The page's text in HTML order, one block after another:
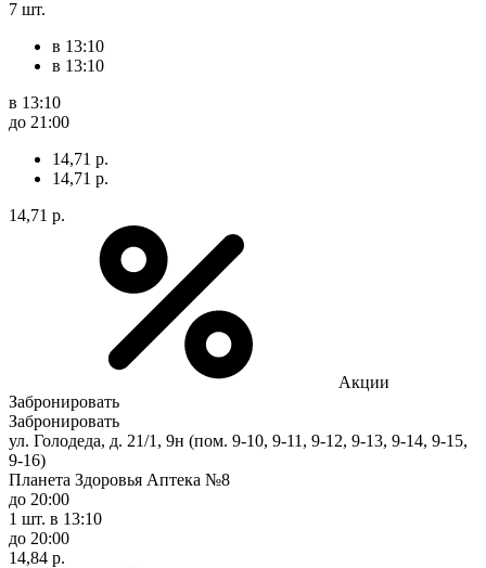
7 шт.
в 13:10
в 13:10
в 13:10
до 21:00
14,71 р.
14,71 р.
14,71 р.
Акции
Забронировать
Забронировать
ул. Голодеда, д. 21/1, 9н (пом. 9-10, 9-11, 9-12, 9-13, 9-14, 9-15,
9-16)
Планета Здоровья Аптека №8
до 20:00
1 шт. в 13:10
до 20:00
14,84 р.